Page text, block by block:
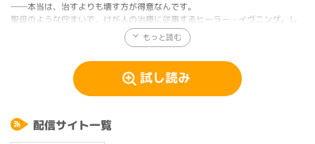
──本当は、治すよりも壊す方が得意なんです。
聖母のような佇まいで、けが人の治療に従事するヒーラー・イヴニング。し
かし、邪悪な騎士団員たちが村人を虐げる姿を目にした途端、彼女の態度は
一変。猟奇的な笑顔を浮かべながら、ナックルダスターで悪を粉砕する狂戦
※こちらは読切作品です。 試し読み
配信サイト一覧